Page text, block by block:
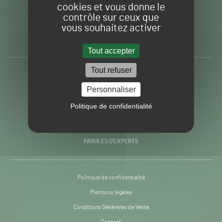
cookies et vous donne le
contrôle sur ceux que
vous souhaitez activer
Tout accepter
Tout refuser
Personnaliser
Politique de confidentialité
Gazon
Sport
H24
-
Toute l’info autour du
PRATIQUES
PAROLES D’EXPERTS
Politique de confidentialité
Mentions légales
Conditions Générales de Vente